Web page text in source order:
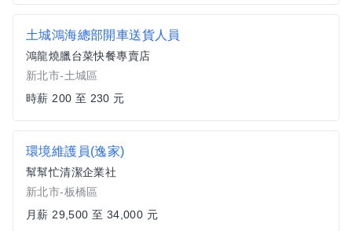
土城鴻海總部開車送貨人員
鴻龍燒臘台菜快餐專賣店
新北市-土城區
時薪 200 至 230 元
環境維護員(逸家)
幫幫忙清潔企業社
新北市-板橋區
月薪 29,500 至 34,000 元